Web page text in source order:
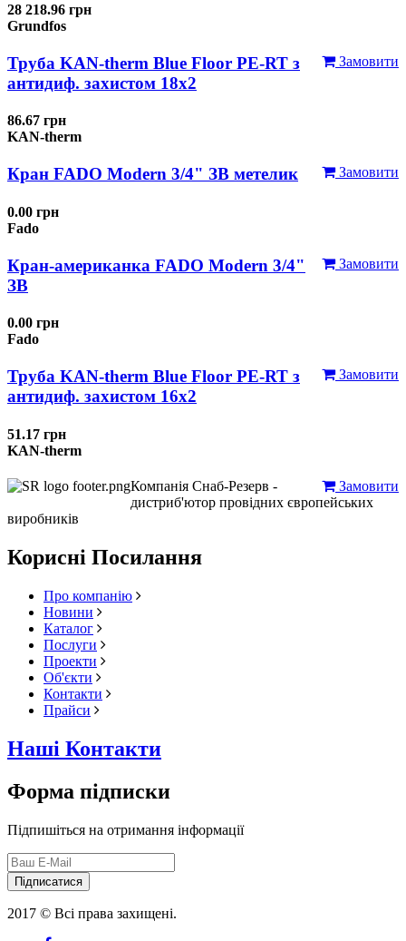
28 218.96 грн
Grundfos
Замовити
Труба KAN-therm Blue Floor PE-RT з
антидиф. захистом 18х2
86.67 грн
KAN-therm
Замовити
Кран FADO Modern 3/4" ЗВ метелик
0.00 грн
Fado
Замовити
Кран-американка FADO Modern 3/4"
ЗВ
0.00 грн
Fado
Замовити
Труба KAN-therm Blue Floor PE-RT з
антидиф. захистом 16х2
51.17 грн
KAN-therm
Замовити
Компанія Снаб-Резерв -
дистриб'ютор провідних європейських
виробників
Корисні Посилання
Про компанію
Новини
Каталог
Послуги
Проекти
Об'єкти
Контакти
Прайси
Наші Контакти
Форма підписки
Підпишіться на отримання інформації
Підписатися
2017 © Всі права захищені.